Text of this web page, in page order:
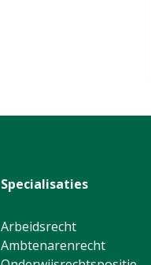
Specialisaties
Arbeidsrecht
Ambtenarenrecht